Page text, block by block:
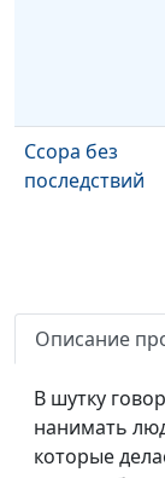
Ссора без
последствий
«Подводные
Описание
В шутку
нанимать
которые